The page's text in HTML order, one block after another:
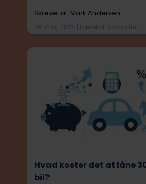
Skrevet af: Mark Andersen
26. maj, 2026 | Læsetid: 6 minutter
Hvad koster det at låne
bil?